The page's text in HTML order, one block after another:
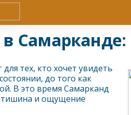
в
тех, кто хочет увидеть
до того как
В это время Самарканд
тишина и ощущение